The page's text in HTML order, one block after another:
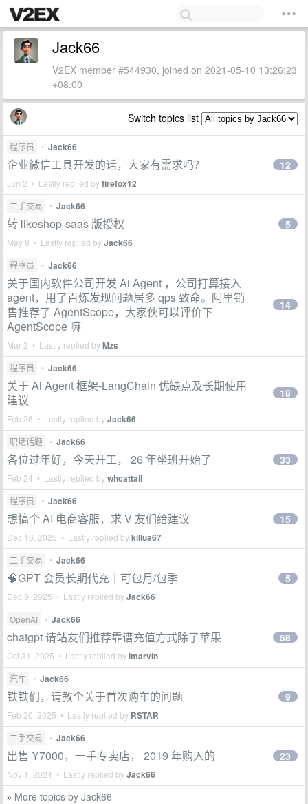
Jack66
V2EX member #544930, joined on 2021-05-10 13:26:23
+08:00
Switch topics list
程序员 • Jack66
企业微信工具开发的话，大家有需求吗？
Jun 2 • Lastly replied byfirefox12
12
二手交易 • Jack66
转 likeshop-saas 版授权
May 8 • Lastly replied byJack66
5
程序员 • Jack66
关于国内软件公司开发 Ai Agent ，公司打算接入
agent，用了百炼发现问题居多 qps 致命。阿里销
售推荐了 AgentScope，大家伙可以评价下
AgentScope 嘛
Mar 2 • Lastly replied byMzs
14
程序员 • Jack66
关于 Ai Agent 框架-LangChain 优缺点及长期使用
建议
Feb 26 • Lastly replied byJack66
18
职场话题 • Jack66
各位过年好，今天开工， 26 年坐班开始了
Feb 24 • Lastly replied bywhcattail
33
程序员 • Jack66
想搞个 AI 电商客服，求 V 友们给建议
Dec 16, 2025 • Lastly replied bykillua67
15
二手交易 • Jack66
🧠GPT 会员长期代充｜可包月/包季
Dec 9, 2025 • Lastly replied byJack66
5
OpenAI • Jack66
chatgpt 请站友们推荐靠谱充值方式除了苹果
Oct 31, 2025 • Lastly replied byimarvin
58
汽车 • Jack66
铁铁们，请教个关于首次购车的问题
Feb 20, 2025 • Lastly replied by RSTAR
9
二手交易 • Jack66
出售 Y7000，一手专卖店， 2019 年购入的
Nov 1, 2024 • Lastly replied byJack66
23
» More topics by Jack66